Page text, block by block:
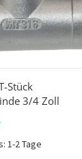
Stück
3/4 Zoll
1-2 Tage